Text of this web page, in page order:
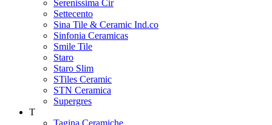
Serenissima Cir
Settecento
Sina Tile & Ceramic Ind.co
Sinfonia Ceramicas
Smile Tile
Staro
Staro Slim
STiles Ceramic
STN Ceramica
Supergres
T
Tagina Ceramiche